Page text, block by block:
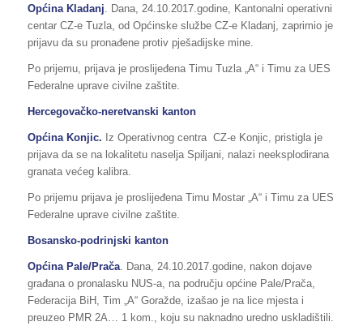
Općina Kladanj . Dana, 24.10.2017.godine, Kantonalni operativni
centar CZ-e Tuzla, od Općinske službe CZ-e Kladanj, zaprimio je
prijavu da su pronađene protiv pješadijske mine.
Po prijemu, prijava je proslijeđena Timu Tuzla „A“ i Timu za UES
Federalne uprave civilne zaštite.
Hercegovačko-neretvanski kanton
Općina Konjic. Iz Operativnog centra CZ-e Konjic, pristigla je
prijava da se na lokalitetu naselja Spiljani, nalazi neeksplodirana
granata većeg kalibra.
Po prijemu prijava je proslijeđena Timu Mostar „A“ i Timu za UES
Federalne uprave civilne zaštite.
Bosansko-podrinjski kanton
Općina Pale/Prača. Dana, 24.10.2017.godine, nakon dojave
građana o pronalasku NUS-a, na području općine Pale/Prača,
Federacija BiH, Tim „A“ Goražde, izašao je na lice mjesta i
preuzeo PMR 2A… 1 kom., koju su naknadno uredno uskladištili.